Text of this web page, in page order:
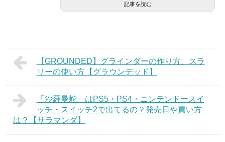
記事を読む
【GROUNDED】グラインダーの作り方、スラ
リーの使い方【グラウンデッド】
「沙羅曼蛇」はPS5・PS4・ニンテンドースイ
ッチ・スイッチ2で出てるの？発売日や買い方
は？【サラマンダ】